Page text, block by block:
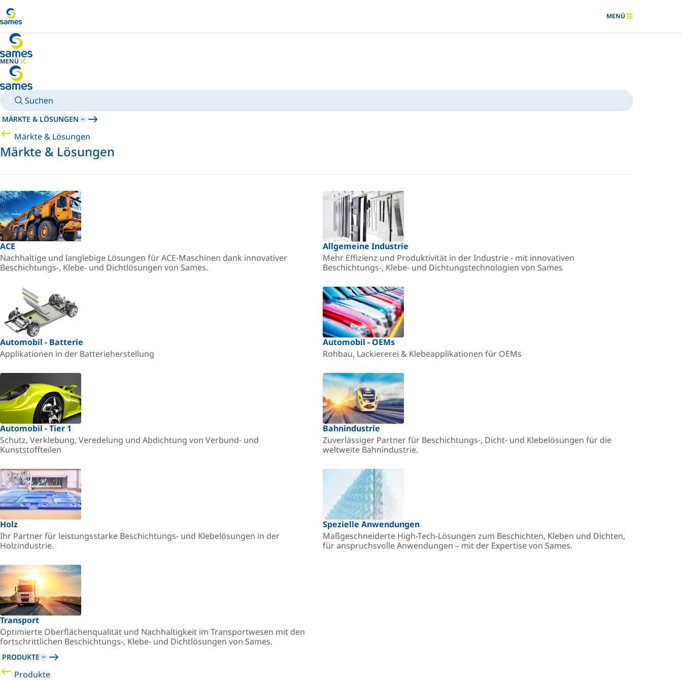
ANZEIGEN
MENÜ
MENÜ
MENÜ AUSBLENDEN
Suchen
MÄRKTE & LÖSUNGEN
Märkte & Lösungen
Märkte & Lösungen
ACE
Nachhaltige und langlebige Lösungen für ACE-Maschinen dank innovativer
Beschichtungs-, Klebe- und Dichtlösungen von Sames.
Allgemeine Industrie
Mehr Effizienz und Produktivität in der Industrie - mit innovativen
Beschichtungs-, Klebe- und Dichtungstechnologien von Sames
Automobil - Batterie
Applikationen in der Batterieherstellung
Automobil - OEMs
Rohbau, Lackiererei & Klebeapplikationen für OEMs
Automobil - Tier 1
Schutz, Verklebung, Veredelung und Abdichtung von Verbund- und
Kunststoffteilen
Bahnindustrie
Zuverlässiger Partner für Beschichtungs-, Dicht- und Klebelösungen für die
weltweite Bahnindustrie.
Holz
Ihr Partner für leistungsstarke Beschichtungs- und Klebelösungen in der
Holzindustrie.
Spezielle Anwendungen
Maßgeschneiderte High-Tech-Lösungen zum Beschichten, Kleben und Dichten,
für anspruchsvolle Anwendungen – mit der Expertise von Sames.
Transport
Optimierte Oberflächenqualität und Nachhaltigkeit im Transportwesen mit den
fortschrittlichen Beschichtungs-, Klebe- und Dichtlösungen von Sames.
PRODUKTE
Produkte